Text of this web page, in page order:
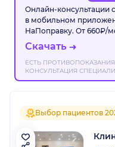
Онлайн-консультации
в мобильном
НаПоправку. От 660₽/
Скачать
ЕСТЬ
КОНСУЛЬТАЦИЯ
Выбор пациентов